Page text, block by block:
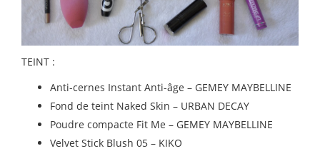
TEINT :
Anti-cernes Instant Anti-âge – GEMEY MAYBELLINE
Fond de teint Naked Skin – URBAN DECAY
Poudre compacte Fit Me – GEMEY MAYBELLINE
Velvet Stick Blush 05 – KIKO